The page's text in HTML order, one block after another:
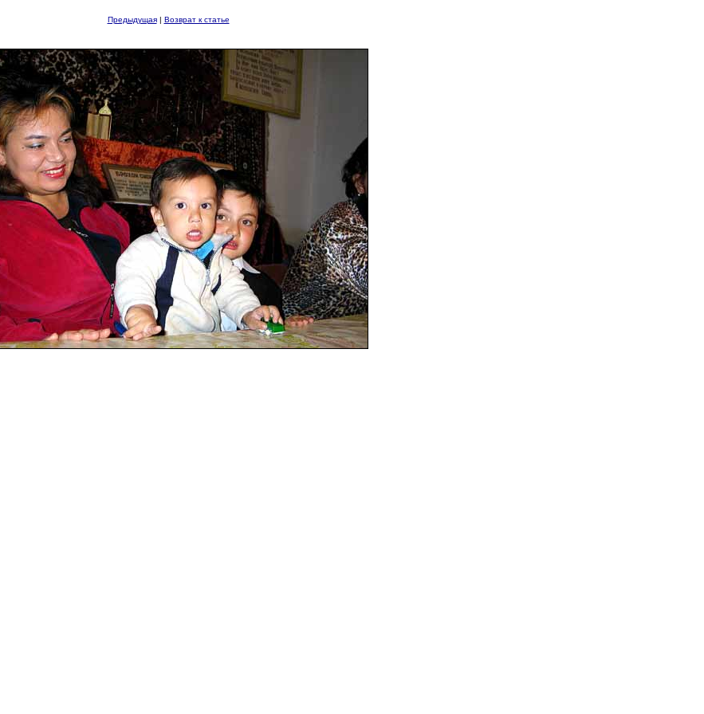
Предыдущая| Возврат к статье